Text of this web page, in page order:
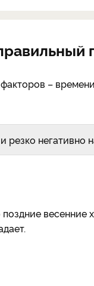
–
негативно
весенние